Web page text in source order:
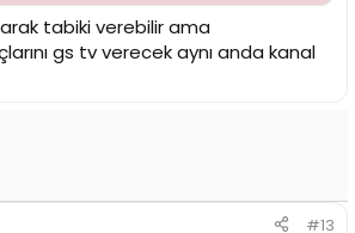
tabiki verebilir ama
gs tv verecek aynı anda kanal
#13